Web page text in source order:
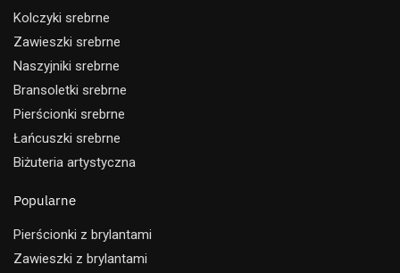
Kolczyki srebrne
Zawieszki srebrne
Naszyjniki srebrne
Bransoletki srebrne
Pierścionki srebrne
Łańcuszki srebrne
Biżuteria artystyczna
Popularne
Pierścionki z brylantami
Zawieszki z brylantami